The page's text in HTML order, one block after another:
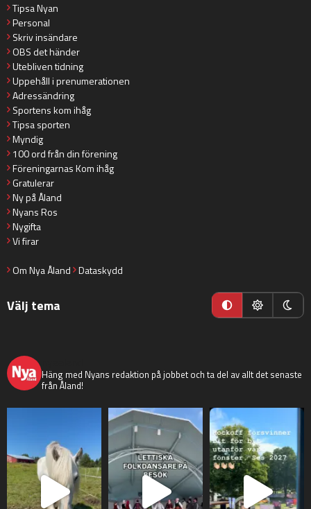
Tipsa Nyan
Personal
Skriv insändare
OBS det händer
Utebliven tidning
Uppehåll i prenumerationen
Adressändring
Sportens kom ihåg
Tipsa sporten
Myndig
100 ord från din förening
Föreningarnas Kom ihåg
Gratulerar
Ny på Åland
Nyans Ros
Nygifta
Vi firar
Om Nya Åland Dataskydd
Välj tema
Häng med Nyans redaktion på jobbet och ta del av allt det senaste
från Åland!